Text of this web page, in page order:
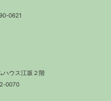
0621
ウス江坂２階
0070